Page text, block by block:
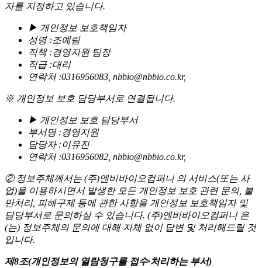
자를 지정하고 있습니다.
▶ 개인정보 보호책임자
성명 :조예림
직책 :경영지원 팀장
직급 :대리
연락처 :0316956083, nbbio@nbbio.co.kr,
※ 개인정보 보호 담당부서로 연결됩니다.
▶ 개인정보 보호 담당부서
부서명 :경영지원
담당자 :이유진
연락처 :0316956082, nbbio@nbbio.co.kr,
② 정보주체께서는 (주)엔비바이오컴퍼니 의 서비스(또는 사
업)을 이용하시면서 발생한 모든 개인정보 보호 관련 문의, 불
만처리, 피해구제 등에 관한 사항을 개인정보 보호책임자 및
담당부서로 문의하실 수 있습니다. (주)엔비바이오컴퍼니 은
(는) 정보주체의 문의에 대해 지체 없이 답변 및 처리해드릴 것
입니다.
제8조(개인정보의 열람청구를 접수·처리하는 부서)